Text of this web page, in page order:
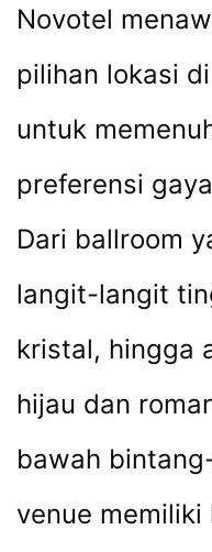
Novotel
pilihan lokasi
untuk
preferensi
Dari ballroom
langit-langit
kristal, hingga
hijau dan
bawah
venue